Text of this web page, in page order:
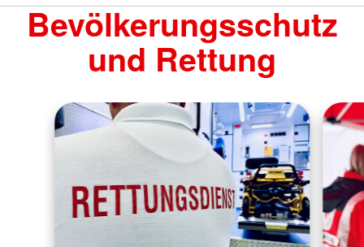
Bevölkerungsschutz
und Rettung